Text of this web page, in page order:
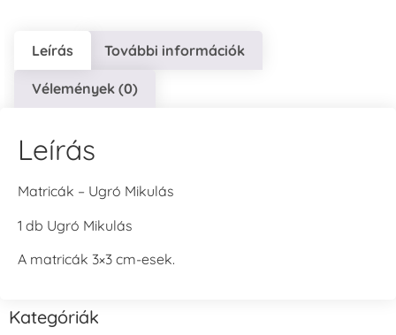
Leírás További információk
Vélemények (0)
Leírás
Matricák – Ugró Mikulás
1 db Ugró Mikulás
A matricák 3×3 cm-esek.
Kategóriák